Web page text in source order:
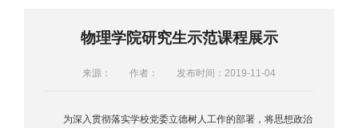
物理学院研究生示范课程展示
来源： 作者： 发布时间：2019-11-04
为深入贯彻落实学校党委立德树人工作的部署，将思想政治